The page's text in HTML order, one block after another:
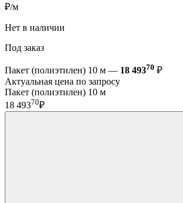
₽/м
Нет в наличии
Под заказ
Пакет (полиэтилен) 10 м — 18 49370 ₽
Актуальная цена по запросу
Пакет (полиэтилен) 10 м
18 49370₽